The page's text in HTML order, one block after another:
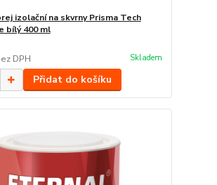
izolační na skvrny Prisma Tech
bílý 400 ml
DPH Skladem
Přidat do košíku